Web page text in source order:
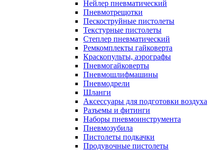
Нейлер пневматический
Пневмотрещотки
Пескоструйные пистолеты
Текстурные пистолеты
Степлер пневматический
Ремкомплекты гайковерта
Краскопульты, аэрографы
Пневмогайковерты
Пневмошлифмашины
Пневмодрели
Шланги
Аксессуары для подготовки воздуха
Разъемы и фитинги
Наборы пневмоинструмента
Пневмозубила
Пистолеты подкачки
Продувочные пистолеты